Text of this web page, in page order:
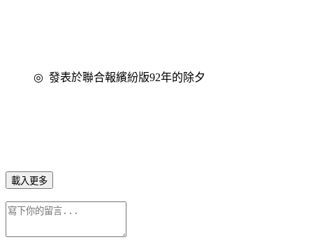
◎ 發表於聯合報繽紛版92年的除夕
載入更多